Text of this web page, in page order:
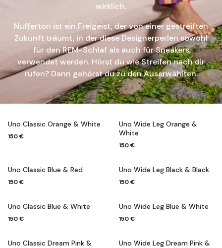
wirklich.
Nufferton ist ein Freigeist, der von einer gestreiften
Zukunft träumt, in der diese Designerperlen sowohl
für den REM-Schlaf als auch für Sneakers
verwendet werden. Hörst du wie Streifen nach dir
rufen? Dann gehörst du zu den Auserwählten.
Uno Classic Orange & White
150 €
Uno Wide Leg Orange &
White
150 €
Uno Classic Blue & Red
150 €
Uno Wide Leg Black & Black
150 €
Uno Classic Blue & White
150 €
Uno Wide Leg Blue & White
150 €
Uno Classic Dream Pink &
Uno Wide Leg Dream Pink &